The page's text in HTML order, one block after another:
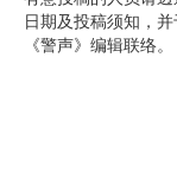
日期及投稿须知，
《警声》编辑联络。